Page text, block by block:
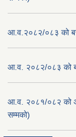
आ.व.२०८२/०८३ को
आ.व. २०८२/०८३ को
आ.व. २०८१/०८२ को
सम्मको)